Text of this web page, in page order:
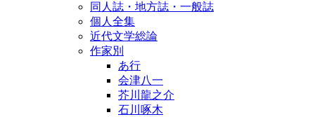
同人誌・地方誌・一般誌
個人全集
近代文学総論
作家別
あ行
会津八一
芥川龍之介
石川啄木